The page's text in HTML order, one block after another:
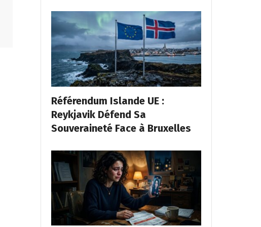
Référendum Islande UE :
Reykjavik Défend Sa
Souveraineté Face à Bruxelles